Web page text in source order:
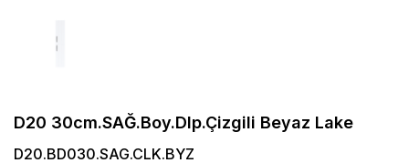
D20 30cm.SAĞ.Boy.Dlp.Çizgili Beyaz Lake
D20.BD030.SAG.CLK.BYZ